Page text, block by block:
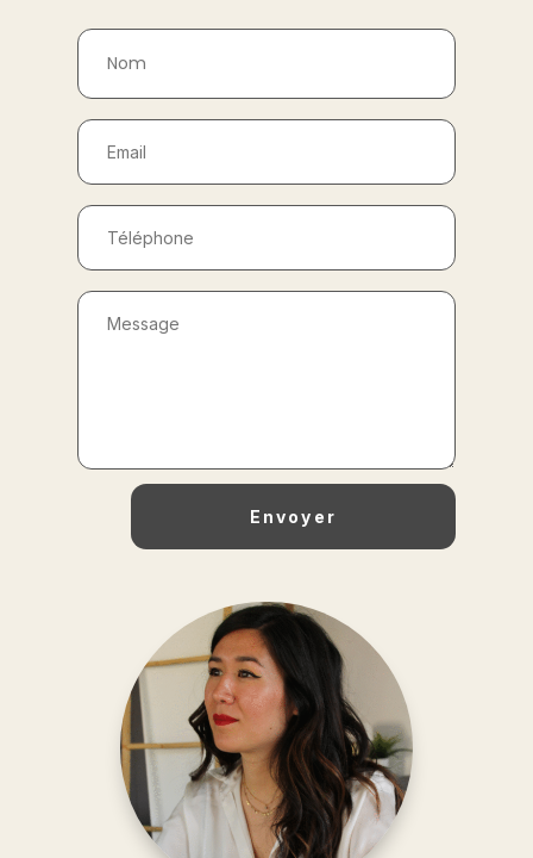
Envoyer